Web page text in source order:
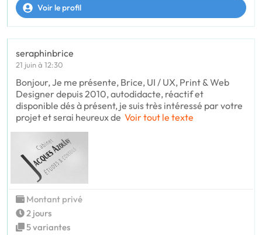
Voir le profil
seraphinbrice
21 juin à 12:30
Bonjour, Je me présente, Brice, UI / UX, Print & Web
Designer depuis 2010, autodidacte, réactif et
disponible dés à présent, je suis très intéressé par votre
projet et serai heureux de Voir tout le texte
Montant privé
2 jours
5 variantes